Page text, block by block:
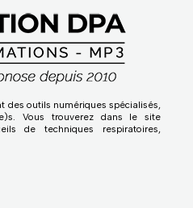
des outils numériques spécialisés,
Vous trouverez dans le site
de techniques respiratoires,